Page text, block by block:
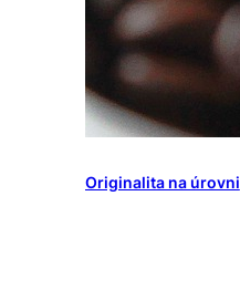
Originalita na úrovni